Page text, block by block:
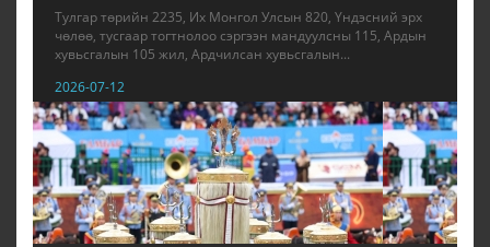
Тулгар төрийн 2235, Их Монгол Улсын 820, Үндэсний эрх
чөлөө, тусгаар тогтнолоо сэргээн мандуулсны 115, Ардын
хувьсгалын 105 жил, Ардчилсан хувьсгалын...
2026-07-12